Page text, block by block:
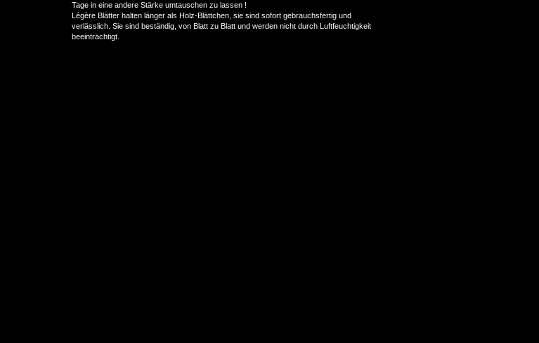
Tage in eine andere Stärke umtauschen zu lassen !
Légère Blätter halten länger als Holz-Blättchen, sie sind sofort gebrauchsfertig und
verlässlich. Sie sind beständig, von Blatt zu Blatt und werden nicht durch Luftfeuchtigkeit
beeinträchtigt.